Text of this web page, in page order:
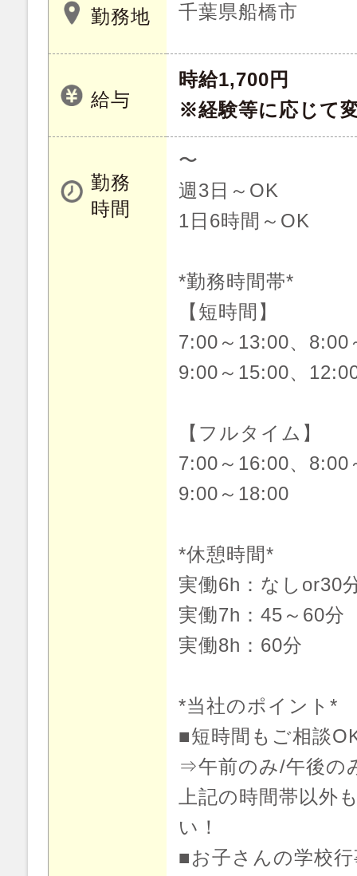
勤務地 千葉県船橋市
給与
時給1,700円
※経験等に応じて
勤務
時間
〜
週3日～OK
1日6時間～OK
*勤務時間帯*
【短時間】
7:00～13:00、8:00
9:00～15:00、
【フルタイム】
7:00～16:00、8:00
9:00～18:00
*休憩時間*
実働6h：なしor30
実働7h：45～60分
実働8h：60分
*当社のポイント*
■短時間もご相談
⇒午前のみ/午後の
上記の時間帯以外
い！
■お子さんの学校